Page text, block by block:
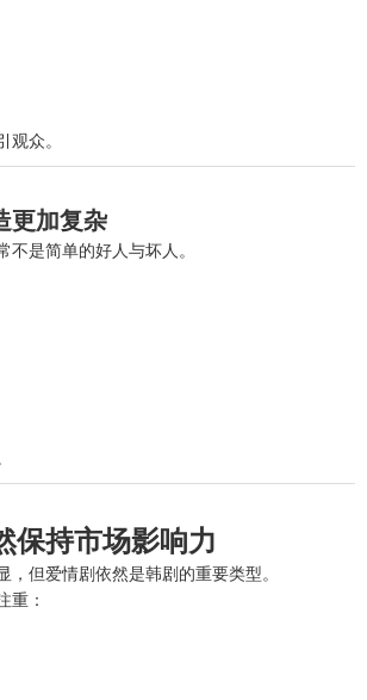
观众。
更加复杂
不是简单的好人与坏人。
保持市场影响力
，但爱情剧依然是韩剧的重要类型。
重：